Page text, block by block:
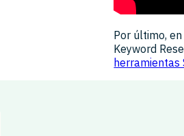
Por último,
Keyword
herramientas